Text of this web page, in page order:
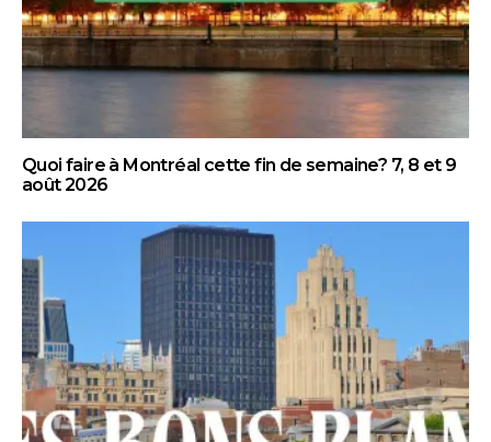
Quoi faire à Montréal cette fin de semaine? 7, 8 et 9
août 2026